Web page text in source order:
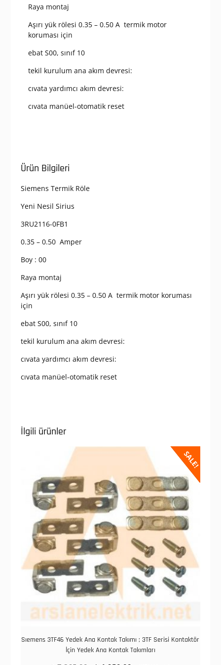
Raya montaj
Aşırı yük rölesi 0.35 – 0.50 A termik motor
koruması için
ebat S00, sınıf 10
tekil kurulum ana akım devresi:
cıvata yardımcı akım devresi:
cıvata manüel-otomatik reset
Ürün Bilgileri
Siemens Termik Röle
Yeni Nesil Sirius
3RU2116-0FB1
0.35 – 0.50 Amper
Boy : 00
Raya montaj
Aşırı yük rölesi 0.35 – 0.50 A termik motor koruması
için
ebat S00, sınıf 10
tekil kurulum ana akım devresi:
cıvata yardımcı akım devresi:
cıvata manüel-otomatik reset
İlgili ürünler
SALE!
Sıemens 3TF46 Yedek Ana Kontak Takımı ; 3TF Serisi Kontaktör
İçin Yedek Ana Kontak Takımları